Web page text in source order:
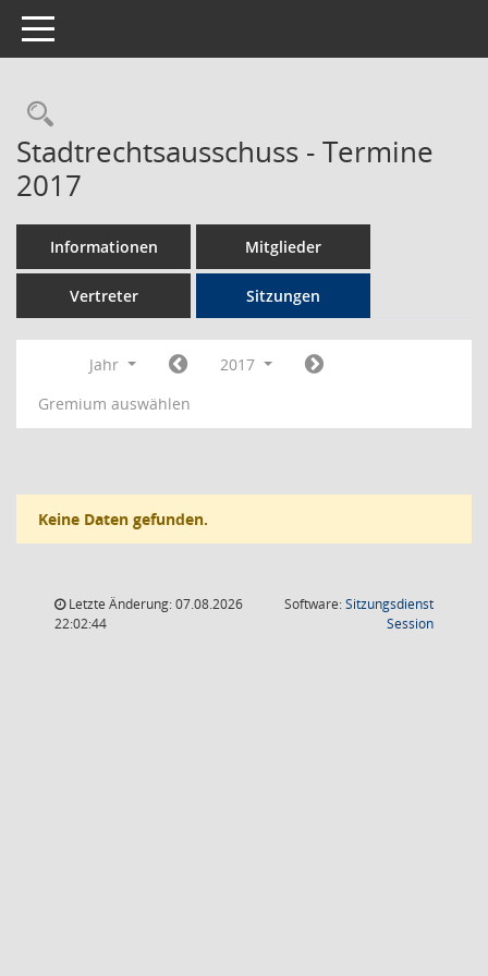
Toggle navigation
Rechercheauswahl
Stadtrechtsausschuss - Termine
2017
Informationen Mitglieder
Vertreter Sitzungen
Jahr
2017
Gremium auswählen
Keine Daten gefunden.
Letzte Änderung: 07.08.2026
22:02:44
Software:Sitzungsdienst
Session(Wird in